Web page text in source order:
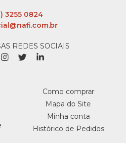
3255 0824
REDES SOCIAIS
Como comprar
Mapa do Site
Minha conta
Histórico de Pedidos